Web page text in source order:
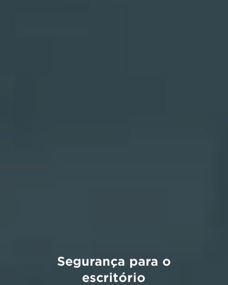
Segurança para o
escritório